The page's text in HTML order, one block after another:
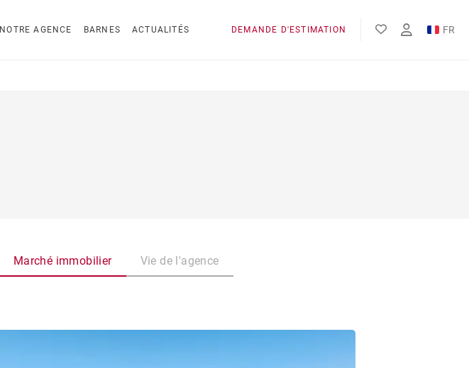
NOTRE AGENCE BARNES ACTUALITÉS DEMANDE D'ESTIMATION FR
EN
Marché immobilier Vie de l'agence